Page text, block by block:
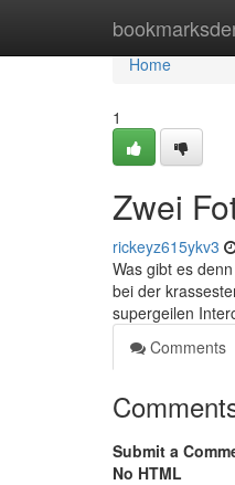
Home
Home
1
Zwei
rickeyz615ykv3
Was gibt es
bei der
supergeilen
Comments
Submit a
No HTML